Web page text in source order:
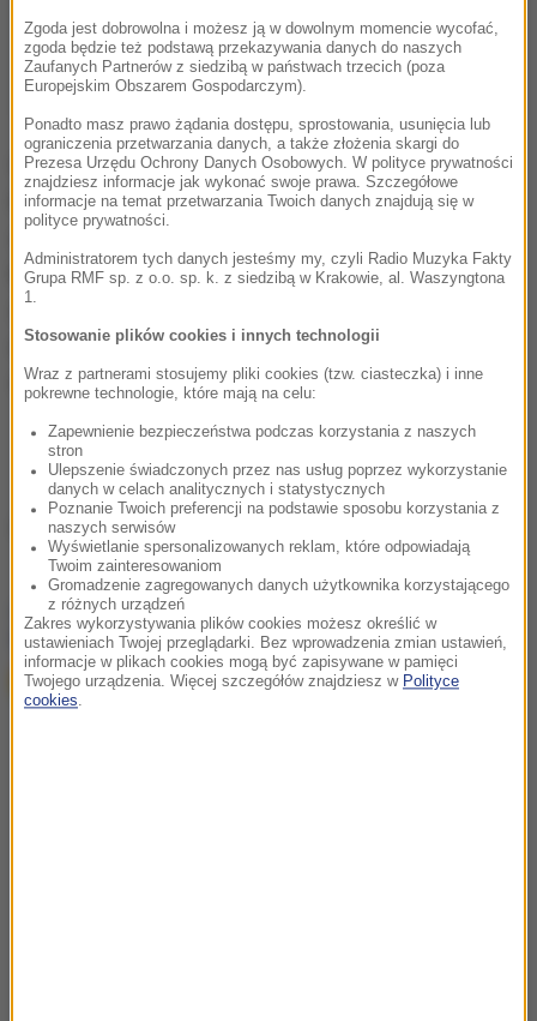
We wtorek chmura pyłu przedostanie się już do
Polski - podaje TwojaPogoda.pl. Początkowo pojawi
się na południu, a już kolejnego dnia obejmie cały
kraj. Pył będzie uciążliwy, ponieważ spadając razem
z deszczem utworzy tzw. brudne deszcze, czego
efekty będą widoczne na karoseriach samochodów,
szybach, czy praniu.
Źródło: INTERIA.PL
chcesz widzieć więcej artykułów od RMF24?
Google
Zgoda jest dobrowolna i możesz ją w dowolnym momencie wycofać,
zgoda będzie też podstawą przekazywania danych do naszych
Zaufanych Partnerów z siedzibą w państwach trzecich (poza
Europejskim Obszarem Gospodarczym).
Ponadto masz prawo żądania dostępu, sprostowania, usunięcia lub
ograniczenia przetwarzania danych, a także złożenia skargi do
Prezesa Urzędu Ochrony Danych Osobowych. W polityce prywatności
znajdziesz informacje jak wykonać swoje prawa. Szczegółowe
informacje na temat przetwarzania Twoich danych znajdują się w
polityce prywatności.
Administratorem tych danych jesteśmy my, czyli Radio Muzyka Fakty
Grupa RMF sp. z o.o. sp. k. z siedzibą w Krakowie, al. Waszyngtona
1.
Stosowanie plików cookies i innych technologii
Wraz z partnerami stosujemy pliki cookies (tzw. ciasteczka) i inne
pokrewne technologie, które mają na celu:
Zapewnienie bezpieczeństwa podczas korzystania z naszych
stron
Ulepszenie świadczonych przez nas usług poprzez wykorzystanie
danych w celach analitycznych i statystycznych
Poznanie Twoich preferencji na podstawie sposobu korzystania z
naszych serwisów
Wyświetlanie spersonalizowanych reklam, które odpowiadają
Twoim zainteresowaniom
Gromadzenie zagregowanych danych użytkownika korzystającego
z różnych urządzeń
Zakres wykorzystywania plików cookies możesz określić w
ustawieniach Twojej przeglądarki. Bez wprowadzenia zmian ustawień,
informacje w plikach cookies mogą być zapisywane w pamięci
Twojego urządzenia. Więcej szczegółów znajdziesz w Polityce
cookies.